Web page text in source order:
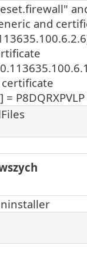
and
P8DQRXPVLP